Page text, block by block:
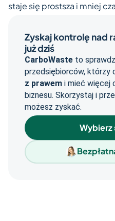
staje się prostsza i mniej
Zyskaj kontrolę nad
już dziś
CarboWaste to
przedsiębiorców, którzy
z prawem i mieć więcej
biznesu. Skorzystaj i
możesz zyskać.
Wybierz